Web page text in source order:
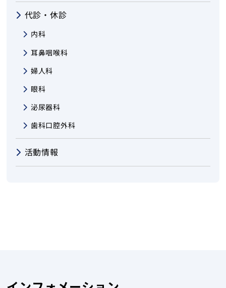
代診・休診
内科
耳鼻咽喉科
婦人科
眼科
泌尿器科
歯科口腔外科
活動情報